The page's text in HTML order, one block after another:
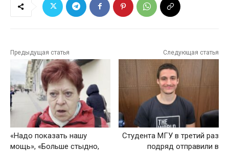
Предыдущая статья
«Надо показать нашу
мощь», «Больше стыдно,
Следующая статья
Студента МГУ в третий раз
подряд отправили в